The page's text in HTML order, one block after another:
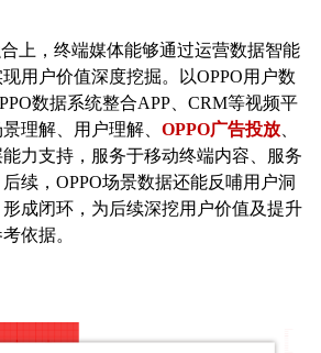
上，终端媒体能够通过运营数据智能
用户价值深度挖掘。以OPPO用户数
数据系统整合APP、CRM等视频平
理解、用户理解、 OPPO广告投放
力支持，服务于移动终端内容、服务
续，OPPO场景数据还能反哺用户洞
成闭环，为后续深挖用户价值及提升
依据。